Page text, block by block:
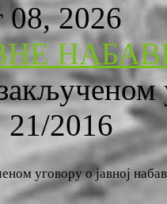
08, 2026
21/2016
уговору о јавној